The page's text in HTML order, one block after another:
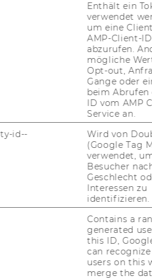
from the FLAIR
sixdifferent
Policy, EUA
Enthält ein
verwendet
um eine
AMP-Client-
abzurufen.
mögliche
Opt-out,
Gange oder
beim Abrufen
ID vom AMP
Service an.
id--
Wird von
(Google Tag
verwendet,
Besucher
Geschlecht
Interessen zu
identifizieren.
Contains a
generated
this ID,
can
users on this
merge the